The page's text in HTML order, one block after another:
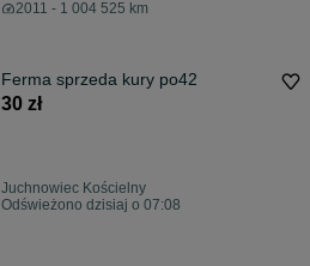
REJSTRACJA / Bluetec 5 /
2011 - 1 004 525 km
Ferma sprzeda kury po42
30 zł
Juchnowiec Kościelny
Odświeżono dzisiaj o 07:08